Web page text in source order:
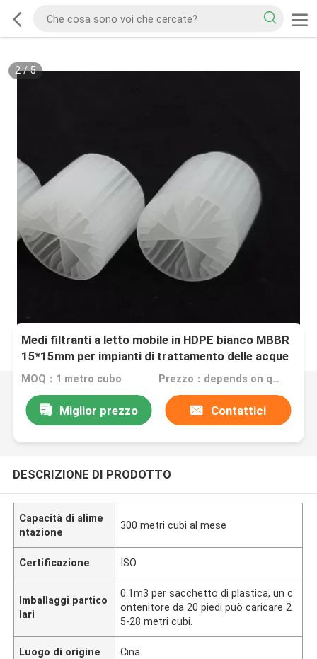
2/5
Medi filtranti a letto mobile in HDPE bianco MBBR
15*15mm per impianti di trattamento delle acque
reflue/medi filtranti biologici
MOQ：1 metro cubo Prezzo：depends on quantity
Miglior prezzo Contattici
DESCRIZIONE DI PRODOTTO
Capacità di alime
ntazione
300 metri cubi al mese
Certificazione ISO
Imballaggi partico
lari
0.1m3 per sacchetto di plastica, un c
ontenitore da 20 piedi può caricare 2
5-28 metri cubi.
Luogo di origine Cina